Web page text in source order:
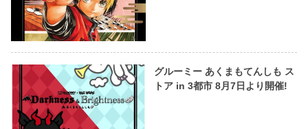
グルーミー あくまもてんしも ス
トア in 3都市 8月7日より開催!